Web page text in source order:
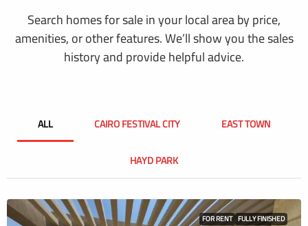
Search homes for sale in your local area by price,
amenities, or other features. We’ll show you the sales
history and provide helpful advice.
ALL CAIRO FESTIVAL CITY EAST TOWN
HAYD PARK
FOR RENT FULLY FINISHED